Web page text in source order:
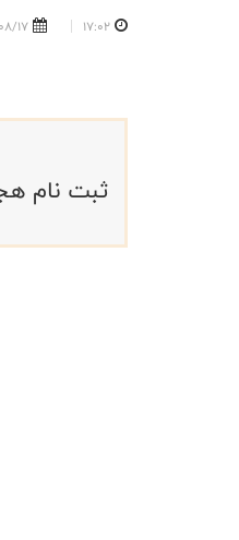
17:02
17
ثبت نام